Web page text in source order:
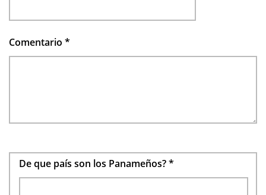
Comentario *
De que país son los Panameños?*